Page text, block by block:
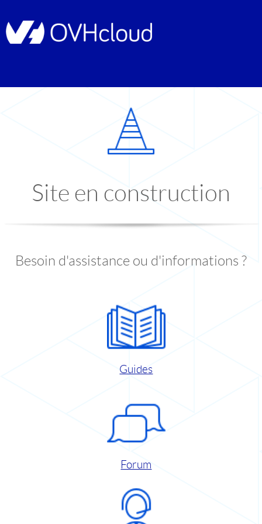
Site en construction
Besoin d'assistance ou d'informations ?
Guides
Forum